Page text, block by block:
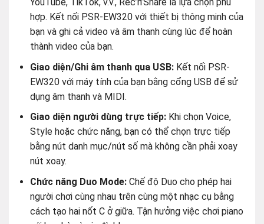
EW320 với máy tính của bạn bằng cổng USB để sử
dụng âm thanh và MIDI.
Giao diện người dùng trực tiếp:
bằng nút danh mục/nút số mà không cần phải xoay
nút xoay.
người chơi cùng nhau trên cùng một nhạc cụ bằng
cách tạo hai nốt C ở giữa. Tận hưởng việc chơi piano
với bạn bè và gia đình!
nhạc của các Bài hát cài sẵn, đồng thời cung cấp
các mẹo cho các bài học trực tiếp bằng hình ảnh,
bảng chú giải thuật ngữ, v.v.Bạn có thể tải xuống